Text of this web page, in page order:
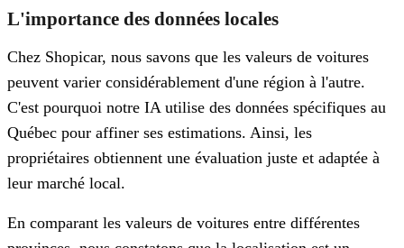
L'importance des données locales
Chez Shopicar, nous savons que les valeurs de voitures
peuvent varier considérablement d'une région à l'autre.
C'est pourquoi notre IA utilise des données spécifiques au
Québec pour affiner ses estimations. Ainsi, les
propriétaires obtiennent une évaluation juste et adaptée à
leur marché local.
En comparant les valeurs de voitures entre différentes